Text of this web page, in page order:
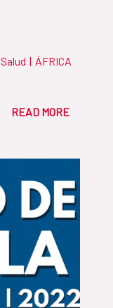
Salud | ÁFRICA
READ MORE